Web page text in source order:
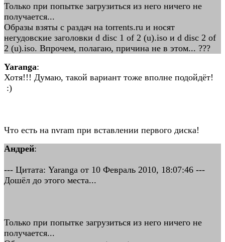
Только при попытке загрузиться из него ничего не
получается...
Образы взяты с раздач на torrents.ru и носят
негудовские заголовки d disc 1 of 2 (u).iso и d disc 2 of
2 (u).iso. Впрочем, полагаю, причина не в этом... ???
Yaranga:
Хотя!!! Думаю, такой вариант тоже вполне подойдёт!
:)
Что есть на nvram при вставлении первого диска!
Андрей:
--- Цитата: Yaranga от 10 Февраль 2010, 18:07:46 ---
Дошёл до этого места...
Только при попытке загрузиться из него ничего не
получается...